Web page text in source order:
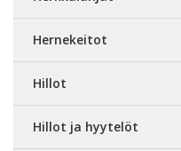
Hernekeitot
Hillot
Hillot ja hyytelöt